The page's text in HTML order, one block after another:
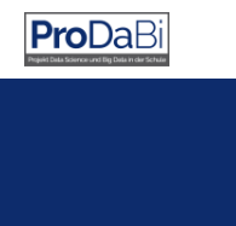
Zum
Inhalt
springen